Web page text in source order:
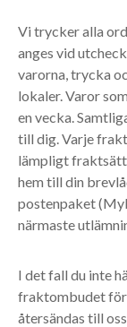
Vi trycker alla
anges vid
varorna, trycka
lokaler. Varor
en vecka.
till dig. Varje
lämpligt
hem till din
postenpaket
närmaste
I det fall du inte
fraktombudet
återsändas till